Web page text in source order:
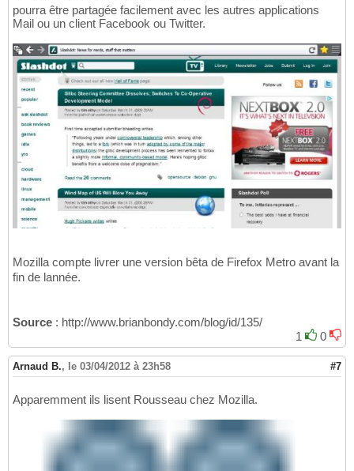
pourra être partagée facilement avec les autres applications
Mail ou un client Facebook ou Twitter.
Mozilla compte livrer une version bêta de Firefox Metro avant la
fin de lannée.
Source : http://www.brianbondy.com/blog/id/135/
1
0
Arnaud B., le 03/04/2012 à 23h58 #7
Apparemment ils lisent Rousseau chez Mozilla.